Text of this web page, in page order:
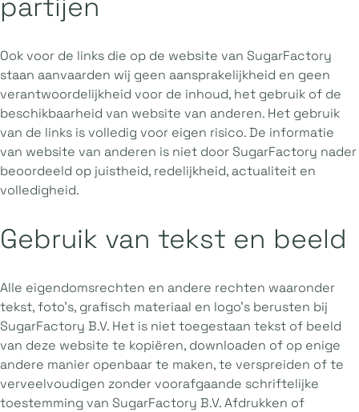
partijen
Ook voor de links die op de website van SugarFactory
staan aanvaarden wij geen aansprakelijkheid en geen
verantwoordelijkheid voor de inhoud, het gebruik of de
beschikbaarheid van website van anderen. Het gebruik
van de links is volledig voor eigen risico. De informatie
van website van anderen is niet door SugarFactory nader
beoordeeld op juistheid, redelijkheid, actualiteit en
volledigheid.
Gebruik van tekst en beeld
Alle eigendomsrechten en andere rechten waaronder
tekst, foto’s, grafisch materiaal en logo’s berusten bij
SugarFactory B.V. Het is niet toegestaan tekst of beeld
van deze website te kopiëren, downloaden of op enige
andere manier openbaar te maken, te verspreiden of te
verveelvoudigen zonder voorafgaande schriftelijke
toestemming van SugarFactory B.V. Afdrukken of